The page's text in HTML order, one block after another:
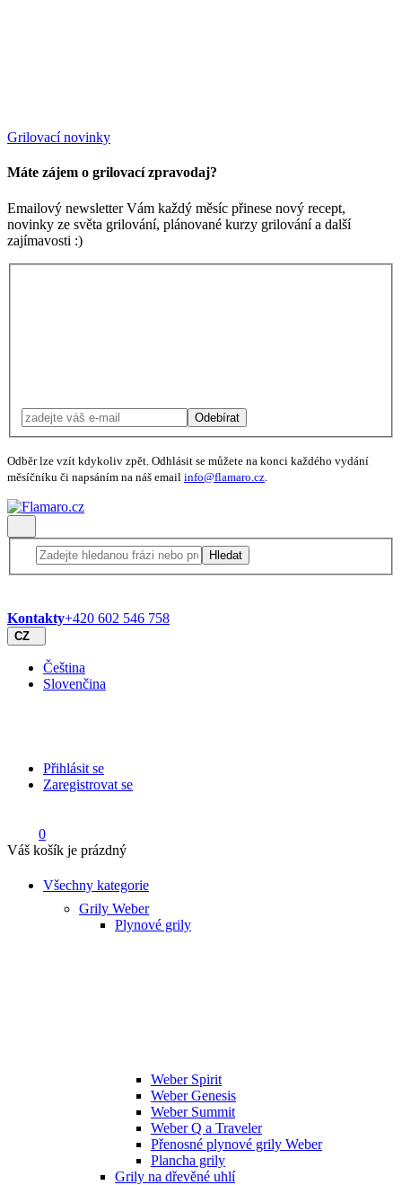
Grilovací novinky
Máte zájem o grilovací zpravodaj?
Emailový newsletter Vám každý měsíc přinese nový recept,
novinky ze světa grilování, plánované kurzy grilování a další
zajímavosti :)
Odebírat
Odběr lze vzít kdykoliv zpět. Odhlásit se můžete na konci každého vydání
měsíčníku či napsáním na náš email info@flamaro.cz.
Hledat
Kontakty+420 602 546 758
CZ
Čeština
Slovenčina
Přihlásit se
Zaregistrovat se
0
Váš košík je prázdný
Všechny kategorie
Grily Weber
Plynové grily
Weber Spirit
Weber Genesis
Weber Summit
Weber Q a Traveler
Přenosné plynové grily Weber
Plancha grily
Grily na dřevěné uhlí